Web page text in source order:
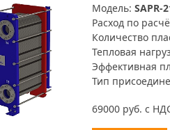
Модель: SAPR-
Расход по
Количество
Тепловая
Эффективная
Тип
69000 руб. с